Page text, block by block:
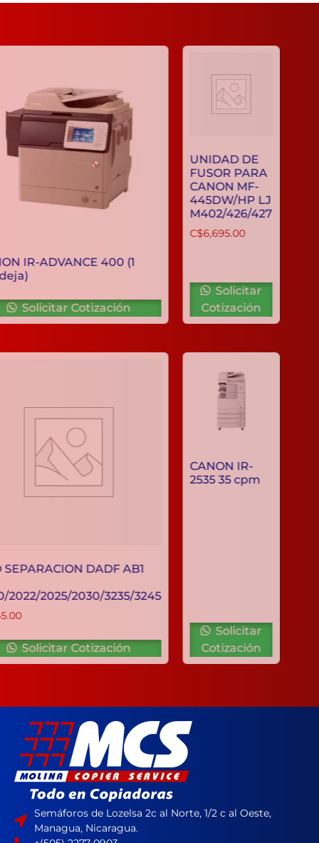
CANON IR-ADVANCE 400 (1
Solicitar Cotización
UNIDAD DE
FUSOR PARA
CANON MF-
445DW/HP
M402/426/
C$
Cotización
PAD SEPARACION DADF AB1
2020/2022/2025/2030/3235/3245
Solicitar Cotización
CANON IR-
2535 35 cpm
Cotización
Semáforos de Lozelsa 2c al Norte, 1/2 c al Oeste,
Managua, Nicaragua.